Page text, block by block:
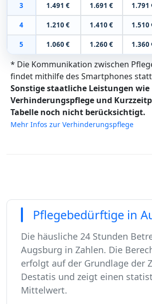
3 1.491 € 1.691 € 1.791
4 1.210 € 1.410 € 1.510
5 1.060 € 1.260 € 1.360
* Die Kommunikation zwischen
findet mithilfe des Smartphones
Sonstige staatliche Leistungen wie
Verhinderungspflege und
Tabelle noch nicht berücksichtigt.
Mehr Infos zur Verhinderungspflege
Pflegebedürftige in
Die häusliche 24 Stunden
Augsburg in Zahlen. Die
erfolgt auf der Grundlage der
Destatis und zeigt einen
Mittelwert.